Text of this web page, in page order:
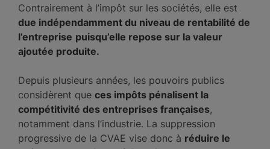
Contrairement à l’impôt sur les sociétés, elle est
due indépendamment du niveau de rentabilité de
l’entreprise puisqu’elle repose sur la valeur
ajoutée produite.
Depuis plusieurs années, les pouvoirs publics
considèrent que ces impôts pénalisent la
compétitivité des entreprises françaises,
notamment dans l’industrie. La suppression
progressive de la CVAE vise donc à réduire le